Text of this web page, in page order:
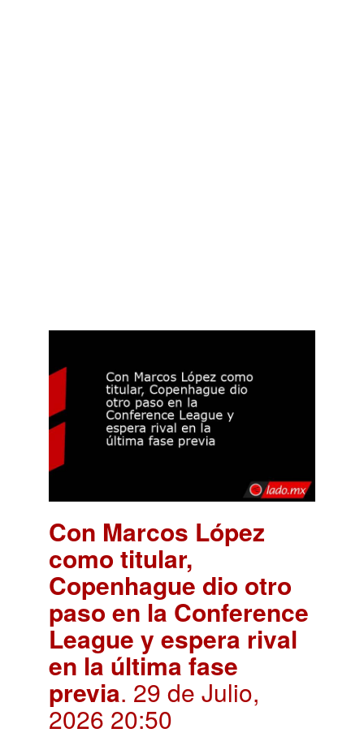
Con Marcos López
como titular,
Copenhague dio otro
paso en la Conference
League y espera rival
en la última fase
previa. 29 de Julio,
2026 20:50